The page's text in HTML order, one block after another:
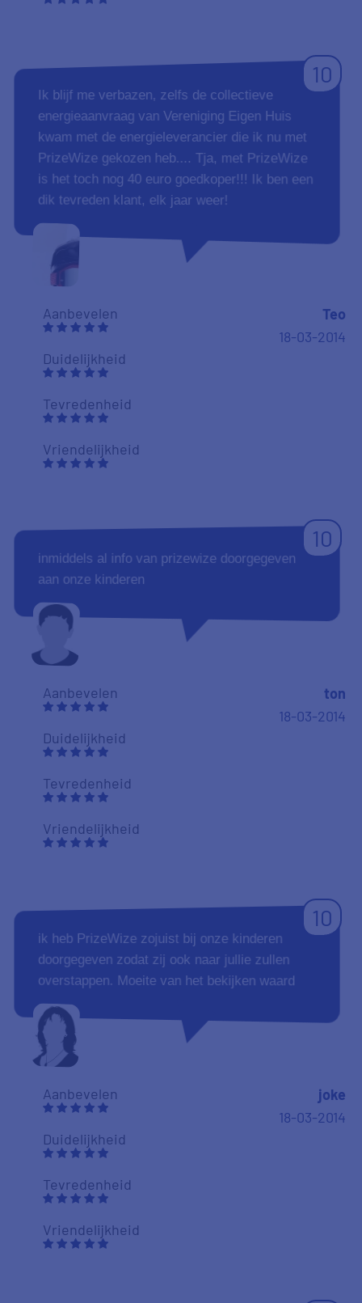
10
Ik blijf me verbazen, zelfs de collectieve
energieaanvraag van Vereniging Eigen Huis
kwam met de energieleverancier die ik nu met
PrizeWize gekozen heb.... Tja, met PrizeWize
is het toch nog 40 euro goedkoper!!! Ik ben een
dik tevreden klant, elk jaar weer!
Aanbevelen
Duidelijkheid
Tevredenheid
Vriendelijkheid
Teo
18-03-2014
10
inmiddels al info van prizewize doorgegeven
aan onze kinderen
Aanbevelen
Duidelijkheid
Tevredenheid
Vriendelijkheid
ton
18-03-2014
10
ik heb PrizeWize zojuist bij onze kinderen
doorgegeven zodat zij ook naar jullie zullen
overstappen. Moeite van het bekijken waard
Aanbevelen
Duidelijkheid
Tevredenheid
Vriendelijkheid
joke
18-03-2014